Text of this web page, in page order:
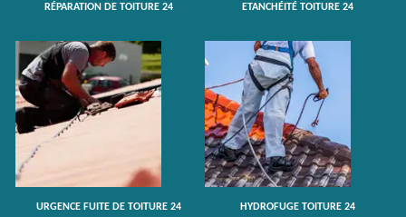
RÉPARATION DE TOITURE 24 ETANCHÉITÉ TOITURE 24
URGENCE FUITE DE TOITURE 24 HYDROFUGE TOITURE 24